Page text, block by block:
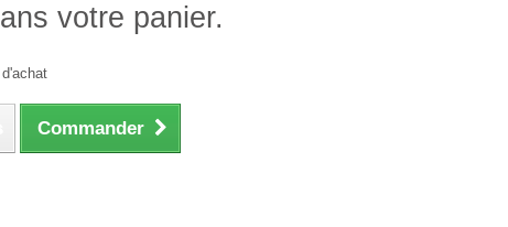
votre panier.
Commander